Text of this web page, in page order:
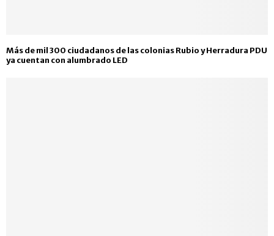
Más de mil 300 ciudadanos de las colonias Rubio y Herradura PDU
ya cuentan con alumbrado LED